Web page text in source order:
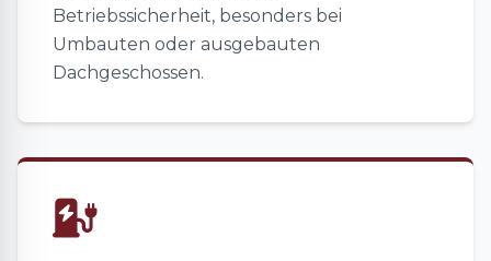
Betriebssicherheit, besonders bei
Umbauten oder ausgebauten
Dachgeschossen.